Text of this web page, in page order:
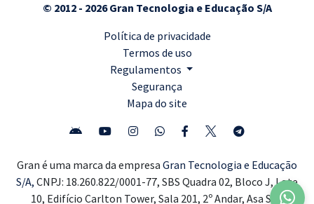
© 2012 - 2026 Gran Tecnologia e Educação S/A
Política de privacidade
Termos de uso
Regulamentos
Segurança
Mapa do site
Gran é uma marca da empresa Gran Tecnologia e Educação
S/A, CNPJ: 18.260.822/0001-77, SBS Quadra 02, Bloco J, Lote
10, Edifício Carlton Tower, Sala 201, 2º Andar, Asa Sul,